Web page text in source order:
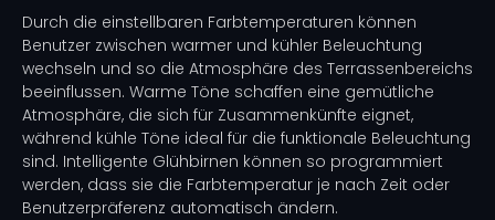
Durch die einstellbaren Farbtemperaturen können
Benutzer zwischen warmer und kühler Beleuchtung
wechseln und so die Atmosphäre des Terrassenbereichs
beeinflussen. Warme Töne schaffen eine gemütliche
Atmosphäre, die sich für Zusammenkünfte eignet,
während kühle Töne ideal für die funktionale Beleuchtung
sind. Intelligente Glühbirnen können so programmiert
werden, dass sie die Farbtemperatur je nach Zeit oder
Benutzerpräferenz automatisch ändern.